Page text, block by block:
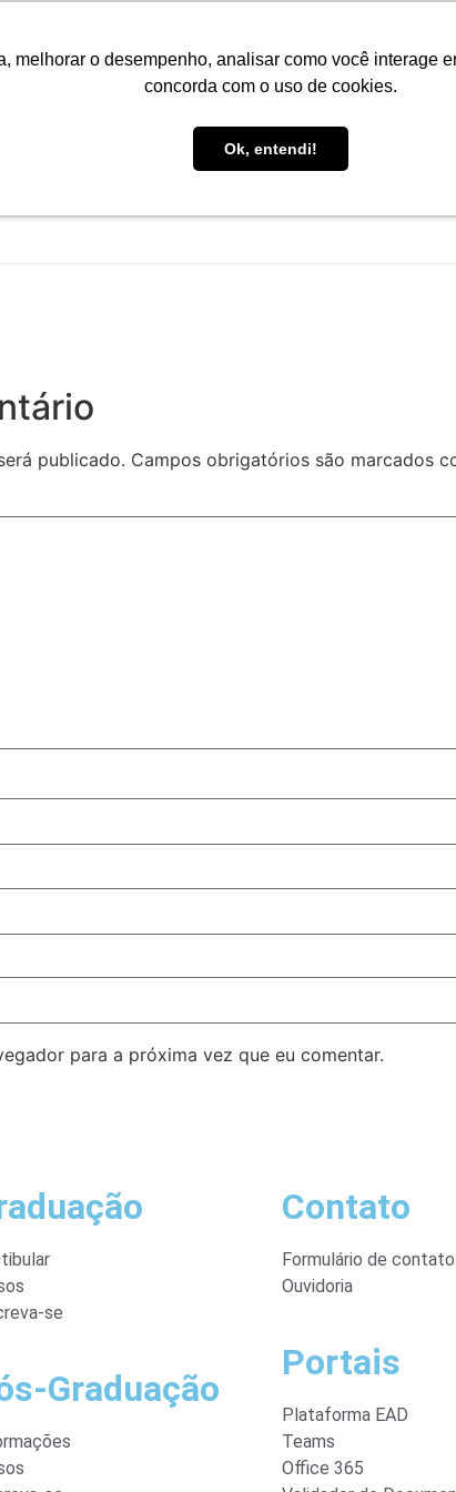
melhorar o desempenho, analisar como você interage
concorda com o uso de cookies.
Ok, entendi!
CONHEÇA A FARO CURSOS
publicado. Campos obrigatórios são marcados
para a próxima vez que eu comentar.
se
Graduação
Contato
Formulário de contato
Ouvidoria
Portais
Plataforma EAD
Teams
Office 365